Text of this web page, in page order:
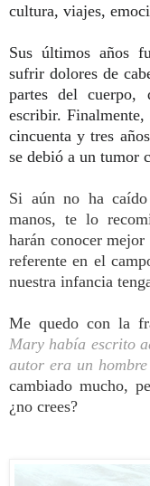
cultura, viajes,
Sus últimos años
sufrir dolores de
partes del
escribir.
cincuenta y tres
se debió a un tumor
Si aún no ha
manos, te lo
harán conocer
referente en el
nuestra infancia
Me quedo con la
Mary había escrito
autor era un
cambiado mucho,
¿no crees?